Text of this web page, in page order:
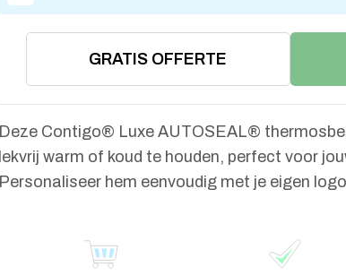
GRATIS OFFERTE
Deze Contigo® Luxe AUTOSEAL®
lekvrij warm of koud te houden, perfect voor
Personaliseer hem eenvoudig met je eigen